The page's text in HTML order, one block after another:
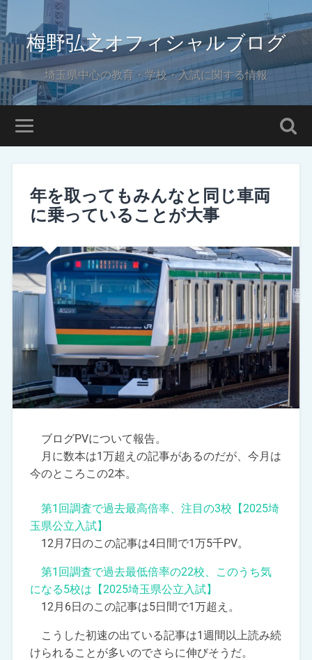
梅野弘之オフィシャルブログ
埼玉県中心の教育・学校・入試に関する情報
年を取ってもみんなと同じ車両
に乗っていることが大事
ブログPVについて報告。
月に数本は1万超えの記事があるのだが、今月は
今のところこの2本。
第1回調査で過去最高倍率、注目の3校【2025埼
玉県公立入試】
12月7日のこの記事は4日間で1万5千PV。
第1回調査で過去最低倍率の22校、このうち気
になる5校は【2025埼玉県公立入試】
12月6日のこの記事は5日間で1万超え。
こうした初速の出ている記事は1週間以上読み続
けられることが多いのでさらに伸びそうだ。